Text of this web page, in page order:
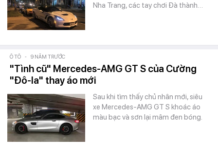
Nha Trang, các tay chơi Đà thành…
Ô TÔ - 9 NĂM TRƯỚC
"Tình cũ" Mercedes-AMG GT S của Cường
"Đô-la" thay áo mới
Sau khi tìm thấy chủ nhân mới, siêu
xe Mercedes-AMG GT S khoác áo
màu bạc và sơn lại mâm đen bóng.